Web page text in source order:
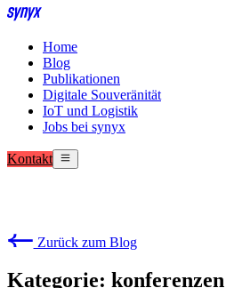
Home
Blog
Publikationen
Digitale Souveränität
IoT und Logistik
Jobs bei synyx
Kontakt
Zurück zum Blog
Kategorie: konferenzen